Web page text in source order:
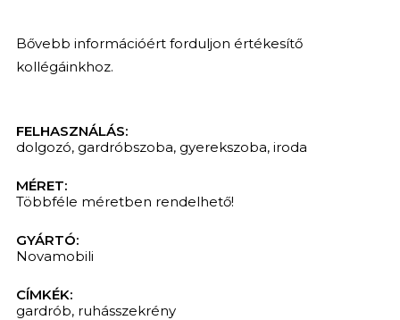
Bővebb információért forduljon értékesítő
kollégáinkhoz.
FELHASZNÁLÁS:
dolgozó, gardróbszoba, gyerekszoba, iroda
MÉRET:
Többféle méretben rendelhető!
GYÁRTÓ:
Novamobili
CÍMKÉK:
gardrób, ruhásszekrény